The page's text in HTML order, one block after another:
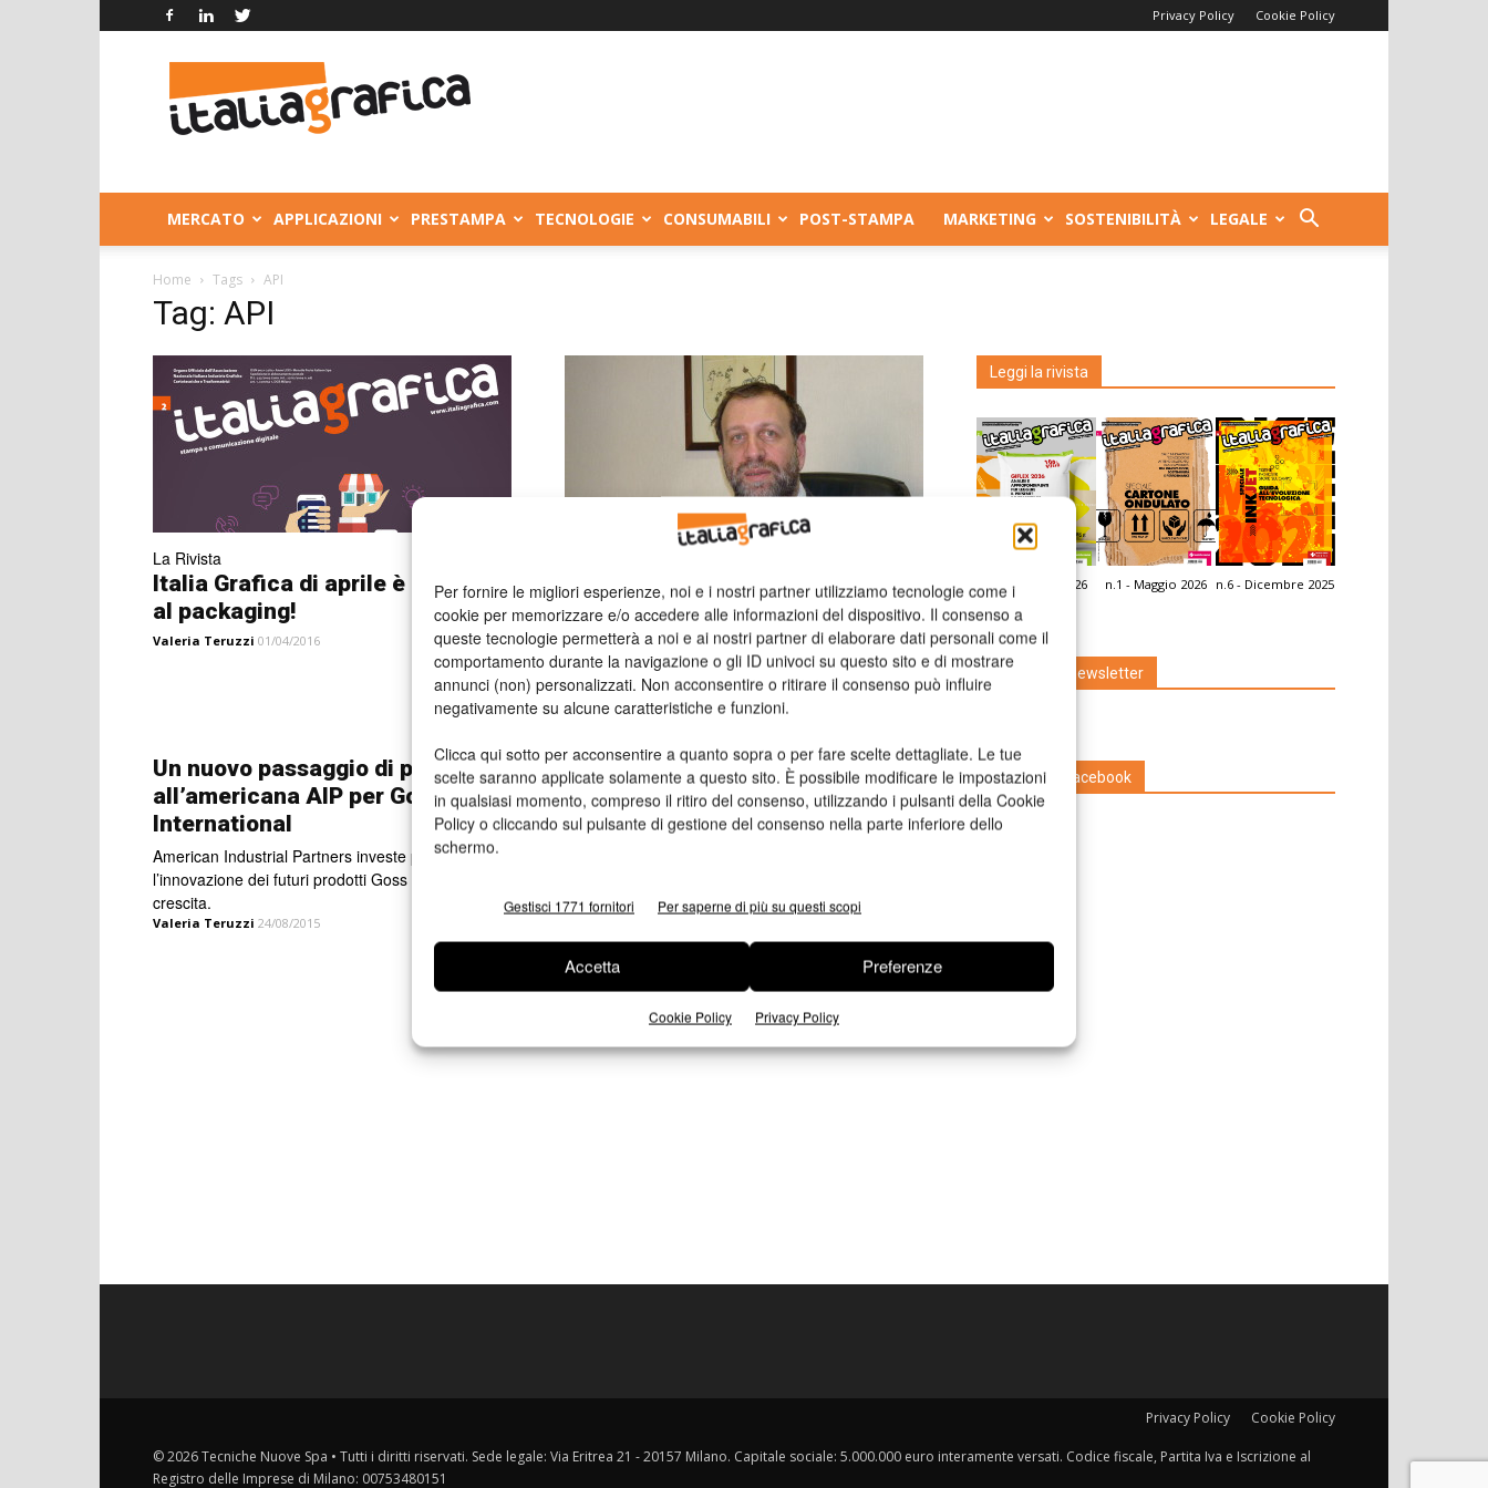
Per fornire le migliori esperienze, noi e i nostri partner utilizziamo tecnologie come i
cookie per memorizzare e/o accedere alle informazioni del dispositivo. Il consenso a
queste tecnologie permetterà a noi e ai nostri partner di elaborare dati personali come il
comportamento durante la navigazione o gli ID univoci su questo sito e di mostrare
annunci (non) personalizzati. Non acconsentire o ritirare il consenso può influire
negativamente su alcune caratteristiche e funzioni.
Clicca qui sotto per acconsentire a quanto sopra o per fare scelte dettagliate. Le tue
scelte saranno applicate solamente a questo sito. È possibile modificare le impostazioni
in qualsiasi momento, compreso il ritiro del consenso, utilizzando i pulsanti della Cookie
Policy o cliccando sul pulsante di gestione del consenso nella parte inferiore dello
schermo.
Gestisci 1771 fornitori Per saperne di più su questi scopi
Accetta Preferenze
Cookie Policy Privacy Policy
Privacy Policy Cookie Policy
Grafica
MERCATO APPLICAZIONI PRESTAMPA TECNOLOGIE CONSUMABILI POST-STAMPA MARKETING SOSTENIBILITÀ LEGALE
Home Tags API
Tag: API
La Rivista
Italia Grafica di aprile è dedicata
al packaging!
Valeria Teruzzi 01/04/2016
La prima edizione di Advances in
the Packaging Industry
Si è svolto a Napoli nei giorni 19 e 20 novembre
scorsi il 1° Congresso Internazionale su prodotto e
processo.
Valeria Teruzzi 23/11/2015
Un nuovo passaggio di proprietà
all’americana AIP per Goss
International
American Industrial Partners investe per sostenere
l’innovazione dei futuri prodotti Goss e la sua
crescita.
Valeria Teruzzi 24/08/2015
Dalle Associaizoni
Il I Congresso Internazionale
sull’innovazione tecnologica
“Advances in the packaging Industry”.
Leggi la rivista
n.2 - Giugno 2026 n.1 - Maggio 2026 n.6 - Dicembre 2025
Edicola Web
Iscriviti alla newsletter
Seguici su Facebook
Privacy Policy Cookie Policy
© 2026 Tecniche Nuove Spa • Tutti i diritti riservati. Sede legale: Via Eritrea 21 - 20157 Milano. Capitale sociale: 5.000.000 euro interamente versati. Codice fiscale, Partita Iva e Iscrizione al
Registro delle Imprese di Milano: 00753480151